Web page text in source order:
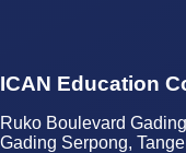
ICAN Education
Ruko Boulevard
Gading Serpong,